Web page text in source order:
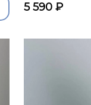
5 590₽